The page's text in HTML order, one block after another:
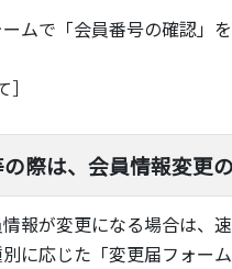
ムで「会員番号の確認」
際は、会員情報変更
報が変更になる場合は、
に応じた「変更届フォー